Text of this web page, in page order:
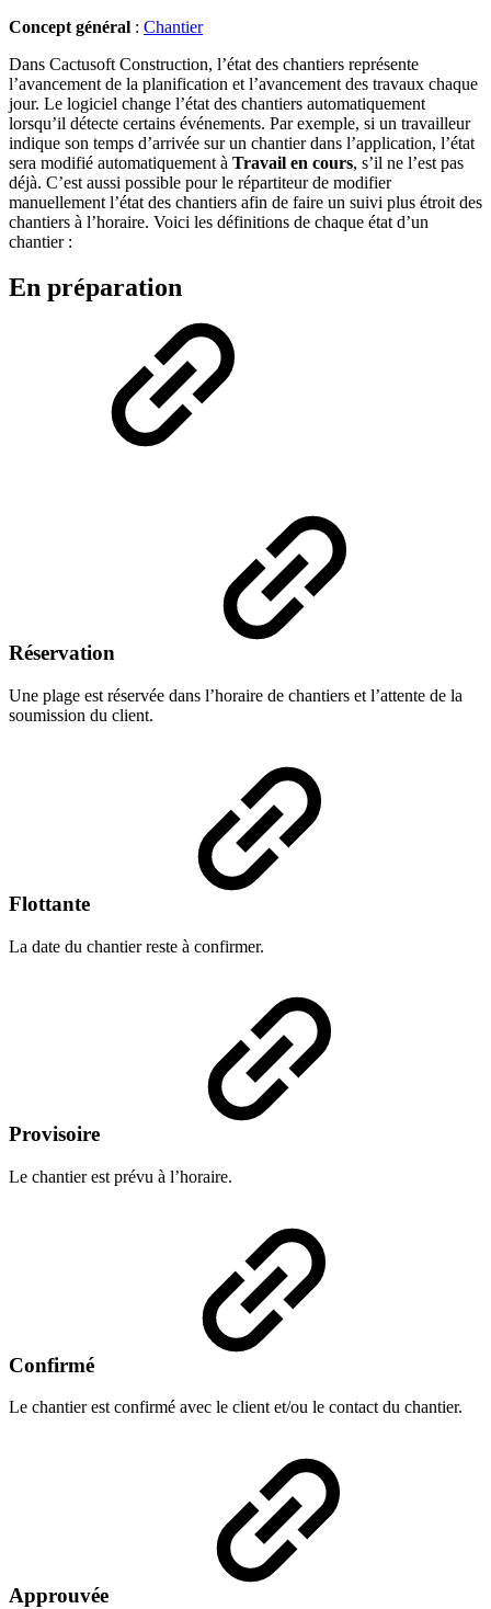
Concept général : Chantier
Dans Cactusoft Construction, l’état des chantiers représente
l’avancement de la planification et l’avancement des travaux chaque
jour. Le logiciel change l’état des chantiers automatiquement
lorsqu’il détecte certains événements. Par exemple, si un travailleur
indique son temps d’arrivée sur un chantier dans l’application, l’état
sera modifié automatiquement à Travail en cours, s’il ne l’est pas
déjà. C’est aussi possible pour le répartiteur de modifier
manuellement l’état des chantiers afin de faire un suivi plus étroit des
chantiers à l’horaire. Voici les définitions de chaque état d’un
chantier :
En préparation
Réservation
Une plage est réservée dans l’horaire de chantiers et l’attente de la
soumission du client.
Flottante
La date du chantier reste à confirmer.
Provisoire
Le chantier est prévu à l’horaire.
Confirmé
Le chantier est confirmé avec le client et/ou le contact du chantier.
Approuvée